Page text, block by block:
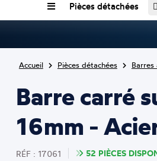
Pièces détachées
Accueil Pièces détachées
Barre carré
16mm -
RÉF : 17061 52 PIÈCES